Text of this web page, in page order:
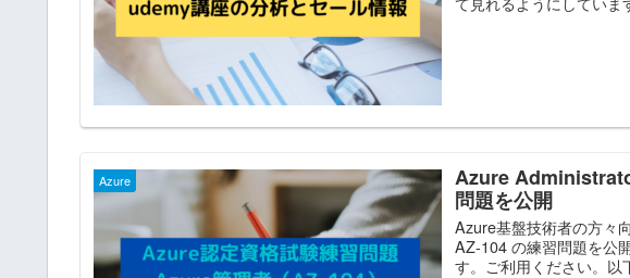
Azure
Azure
問題を公開
Azure基盤技術者の方々
AZ-104 の練習問題を公
す。ご利用ください。以